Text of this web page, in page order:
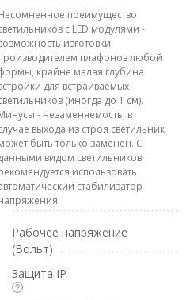
преимущество
с LED модулями -
изготовки
плафонов любой
крайне малая глубина
для встраиваемых
(иногда до 1 см).
- незаменяемость, в
выхода из строя светильник
быть только заменен. С
видом светильников
использовать
стабилизатор
Рабочее напряжение
(Вольт)
Защита IP